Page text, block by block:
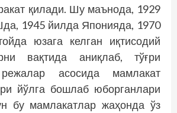
қилади. Шу маънода, 1929
1945 йилда Японияда, 1970
юзага келган иқтисодий
вақтида аниқлаб, тўғри
асосида мамлакат
йўлга бошлаб юборганлари
бу мамлакатлар жаҳонда ўз